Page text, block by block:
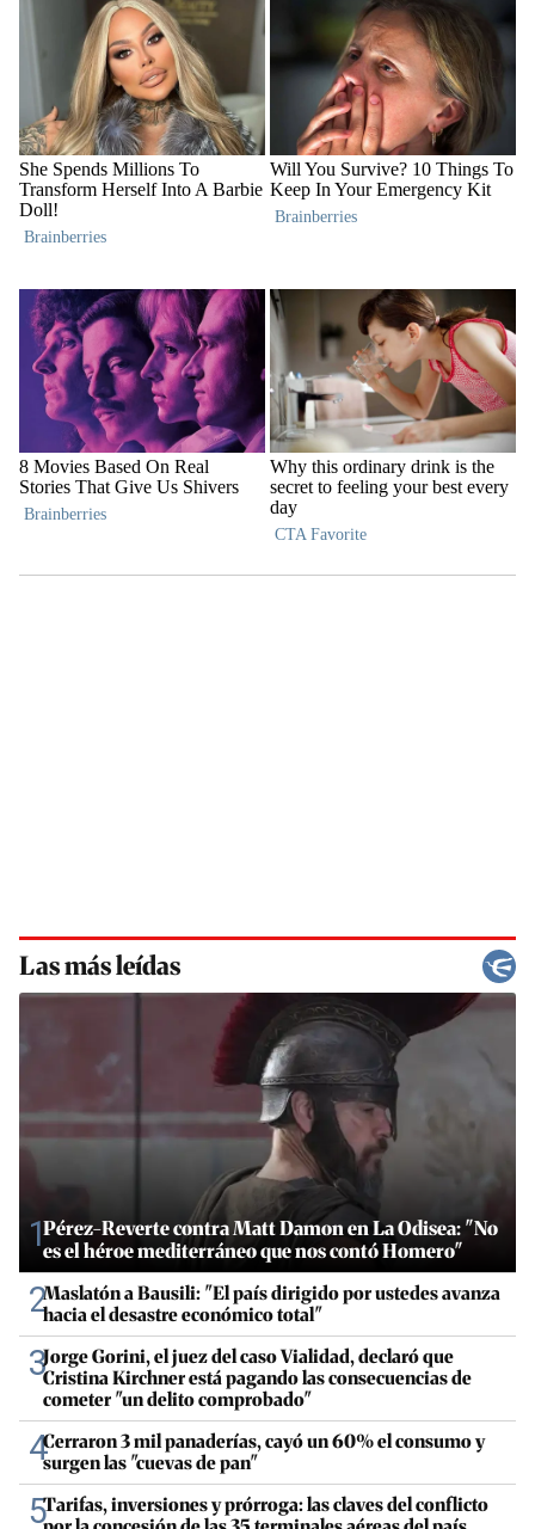
Las más leídas
1Pérez-Reverte contra Matt Damon en La Odisea: "No
es el héroe mediterráneo que nos contó Homero"
2Maslatón a Bausili: "El país dirigido por ustedes avanza
hacia el desastre económico total"
3Jorge Gorini, el juez del caso Vialidad, declaró que
Cristina Kirchner está pagando las consecuencias de
cometer "un delito comprobado"
4Cerraron 3 mil panaderías, cayó un 60% el consumo y
surgen las "cuevas de pan"
5Tarifas, inversiones y prórroga: las claves del conflicto